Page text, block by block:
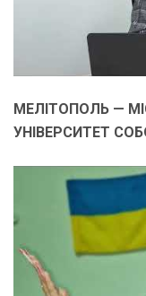
МЕЛІТОПОЛЬ —
УНІВЕРСИТЕТ